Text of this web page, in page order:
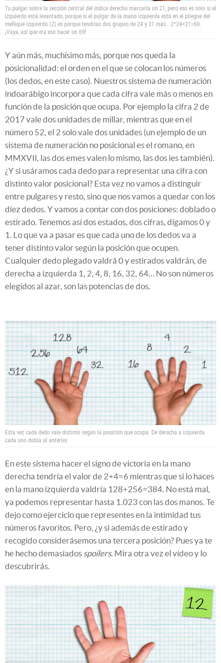
Tu pulgar sobre la sección central del índice derecho marcaría un 21, pero eso es solo si el
izquierdo está levantado, porque si el pulgar de la mano izquierda está en el pliegue del
meñique izquierdo (2) es porque tendrías dos grupos de 24 y 21 más… 2*24+21=69.
¡Vaya, así que era eso hacer un 69!
Y aún más, muchísimo más, porque nos queda la
posicionalidad: el orden en el que se colocan los números
(los dedos, en este caso). Nuestros sistema de numeración
indoarábigo incorpora que cada cifra vale más o menos en
función de la posición que ocupa. Por ejemplo la cifra 2 de
2017 vale dos unidades de millar, mientras que en el
número 52, el 2 solo vale dos unidades (un ejemplo de un
sistema de numeración no posicional es el romano, en
MMXVII, las dos emes valen lo mismo, las dos ies también).
¿Y si usáramos cada dedo para representar una cifra con
distinto valor posicional? Esta vez no vamos a distinguir
entre pulgares y resto, sino que nos vamos a quedar con los
diez dedos. Y vamos a contar con dos posiciones: doblado o
estirado. Tenemos así dos estados, dos cifras, digamos 0 y
1. Lo que va a pasar es que cada uno de los dedos va a
tener distinto valor según la posición que ocupen.
Cualquier dedo plegado valdrá 0 y estirados valdrán, de
derecha a izquierda 1, 2, 4, 8, 16, 32, 64… No son números
elegidos al azar, son las potencias de dos.
Esta vez cada dedo vale distinto según la posición que ocupa. De derecha a izquierda
cada uno dobla al anterior
En este sistema hacer el signo de victoria en la mano
derecha tendría el valor de 2+4=6 mientras que si lo haces
en la mano izquierda valdría 128+256=384. No está mal,
ya podemos representar hasta 1.023 con las dos manos. Te
dejo como ejercicio que representes en la intimidad tus
números favoritos. Pero, ¿y si además de estirado y
recogido considerásemos una tercera posición? Pues ya te
he hecho demasiados spoilers. Mira otra vez el vídeo y lo
descubrirás.